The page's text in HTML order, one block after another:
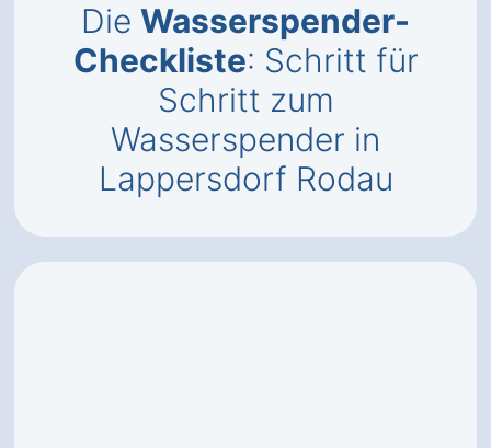
Die Wasserspender-
Checkliste: Schritt für
Schritt zum
Wasserspender in
Lappersdorf Rodau